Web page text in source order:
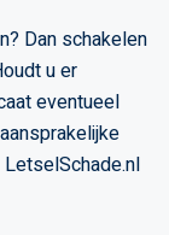
Dan schakelen
u er
eventueel